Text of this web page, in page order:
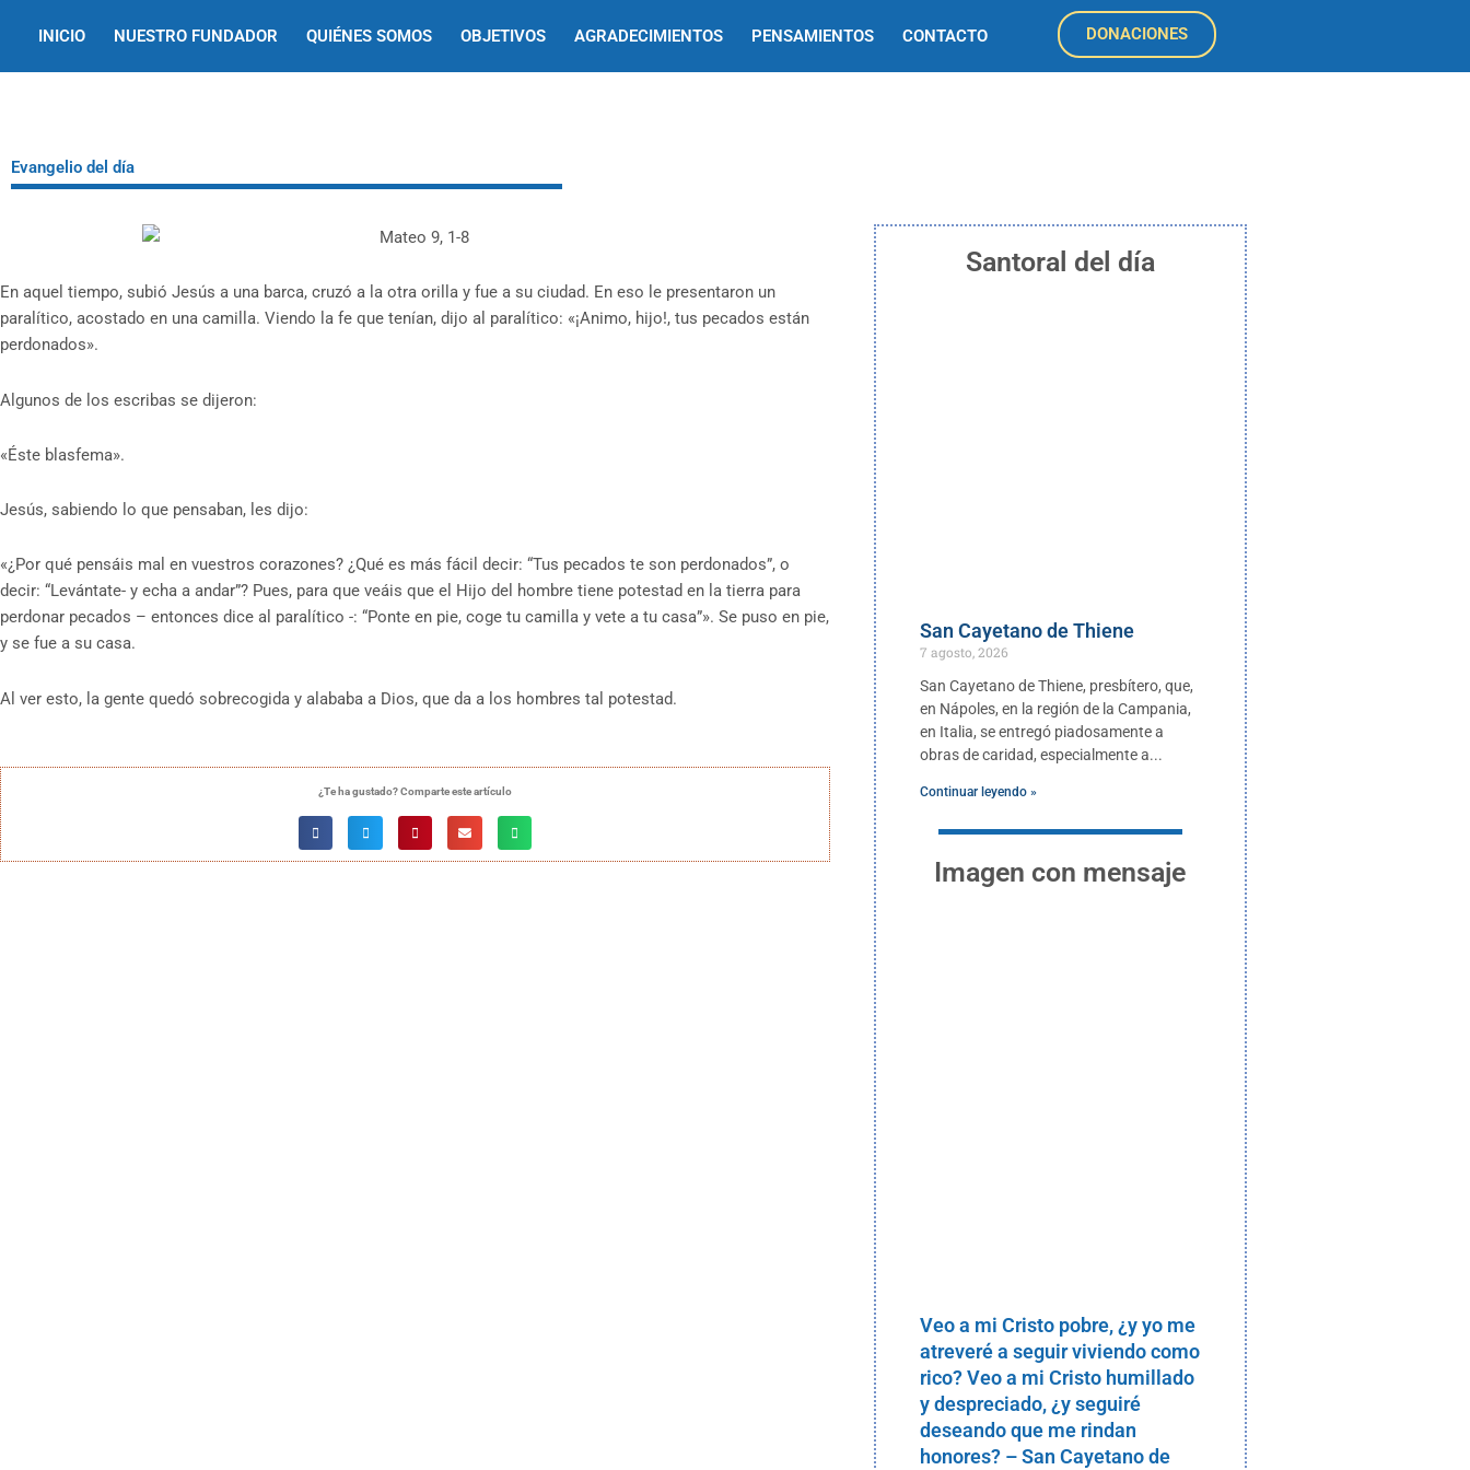
INICIO NUESTRO FUNDADOR QUIÉNES SOMOS OBJETIVOS AGRADECIMIENTOS PENSAMIENTOS CONTACTO DONACIONES
Evangelio del día
En aquel tiempo, subió Jesús a una barca, cruzó a la otra orilla y fue a su ciudad. En eso le presentaron un
paralítico, acostado en una camilla. Viendo la fe que tenían, dijo al paralítico: «¡Animo, hijo!, tus pecados están
perdonados».
Algunos de los escribas se dijeron:
«Éste blasfema».
Jesús, sabiendo lo que pensaban, les dijo:
«¿Por qué pensáis mal en vuestros corazones? ¿Qué es más fácil decir: “Tus pecados te son perdonados”, o
decir: “Levántate- y echa a andar”? Pues, para que veáis que el Hijo del hombre tiene potestad en la tierra para
perdonar pecados – entonces dice al paralítico -: “Ponte en pie, coge tu camilla y vete a tu casa”». Se puso en pie,
y se fue a su casa.
Al ver esto, la gente quedó sobrecogida y alababa a Dios, que da a los hombres tal potestad.
¿Te ha gustado? Comparte este artículo
Santoral del día
San Cayetano de Thiene
7 agosto, 2026
San Cayetano de Thiene, presbítero, que,
en Nápoles, en la región de la Campania,
en Italia, se entregó piadosamente a
obras de caridad, especialmente a
Continuar leyendo »
Imagen con mensaje
Veo a mi Cristo pobre, ¿y yo me
atreveré a seguir viviendo como
rico? Veo a mi Cristo humillado
y despreciado, ¿y seguiré
deseando que me rindan
honores? – San Cayetano de